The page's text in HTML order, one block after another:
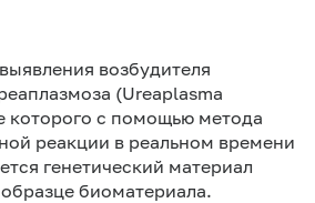
возбудителя
(Ureaplasma
которого с помощью метода
реакции в реальном времени
генетический материал
биоматериала.